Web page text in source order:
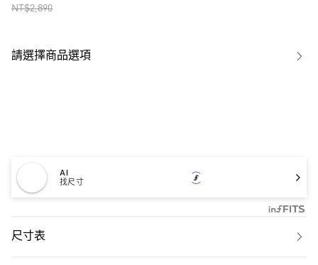
NT$2,890
請選擇商品選項
AI
找尺寸
尺寸表